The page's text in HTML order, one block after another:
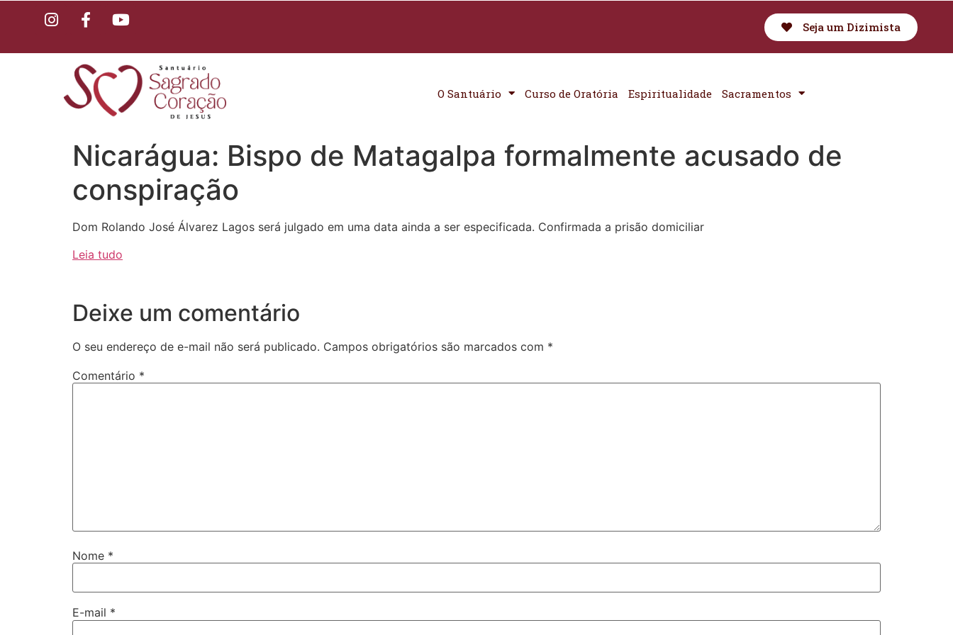
Seja um Dizimista
O Santuário Curso de Oratória Espiritualidade Sacramentos
Nicarágua: Bispo de Matagalpa formalmente acusado de
conspiração
Dom Rolando José Álvarez Lagos será julgado em uma data ainda a ser especificada. Confirmada a prisão domiciliar
Leia tudo
Deixe um comentário
O seu endereço de e-mail não será publicado. Campos obrigatórios são marcados com *
Comentário *
Nome *
E-mail *